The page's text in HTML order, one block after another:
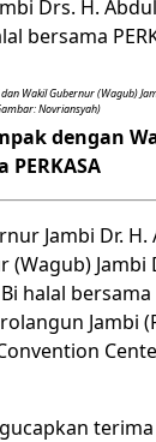
Wakil Gubernur (Wagub)
Novriansyah)
dengan
Jambi Dr. H.
(Wagub) Jambi
halal
Jambi